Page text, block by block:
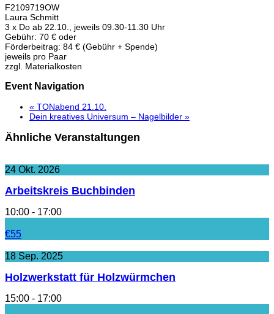
F2109719OW
Laura Schmitt
3 x Do ab 22.10., jeweils 09.30-11.30 Uhr
Gebühr: 70 € oder
Förderbeitrag: 84 € (Gebühr + Spende)
jeweils pro Paar
zzgl. Materialkosten
Event Navigation
« TONabend 21.10.
Dein kreatives Universum – Nagelbilder »
Ähnliche Veranstaltungen
24 Okt. 2026
Arbeitskreis Buchbinden
10:00 - 17:00
€55
18 Sep. 2025
Holzwerkstatt für Holzwürmchen
15:00 - 17:00